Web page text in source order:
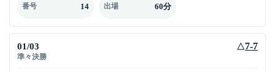
番号 14 出場 60分
01/03
準々決勝
△7-7